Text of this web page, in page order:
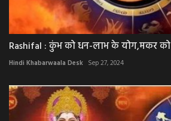
Rashifal : कुंभ को धन-लाभ के योग,मकर
Hindi Khabarwaala Desk Sep 27, 2024